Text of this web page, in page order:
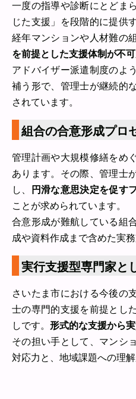
一度の指導や診断にとどま
じた支援」を段階的に提供
経年マンションや人材難の
を前提とした支援体制が不
アドバイザー派遣制度のよ
補う形で、管理士が継続的
されています。
組合の合意形成プロ
管理計画や大規模修繕をめ
あります。その際、管理士
し、
円滑な意思決定を促す
ことが求められています。
合意形成が難航している組
成や資料作成まで含めた実
実行支援型専門家と
さいたま市における今後の
士の専門的支援を前提とし
しです。 形式的な支援から
その担い手として、マンシ
対応力と、地域課題への理